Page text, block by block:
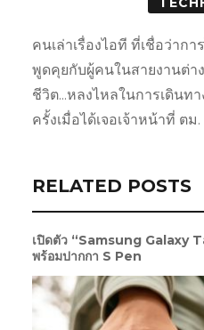
คนเล่าเรื่องไอที ที่เชื่อว่าก
พูดคุยกับผู้คนในสายงานต่า
ชีวิต...หลงไหลในการเดินท
ครั้งเมื่อได้เจอเจ้าหน้าที่ ตม.
RELATED POSTS
เปิดตัว “Samsung Galaxy
พร้อมปากกา S Pen